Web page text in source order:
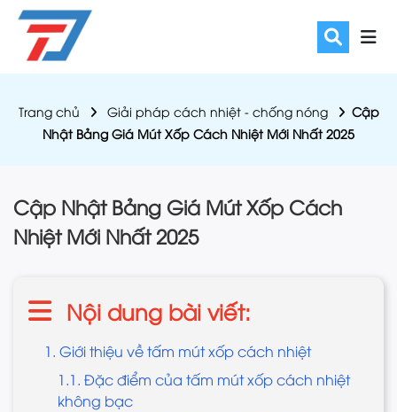
Trang chủ Giải pháp cách nhiệt - chống nóng
Cập
Nhật Bảng Giá Mút Xốp Cách Nhiệt Mới Nhất 2025
Cập Nhật Bảng Giá Mút Xốp Cách
Nhiệt Mới Nhất 2025
Nội dung bài viết:
1. Giới thiệu về tấm mút xốp cách nhiệt
1.1. Đặc điểm của tấm mút xốp cách nhiệt
không bạc